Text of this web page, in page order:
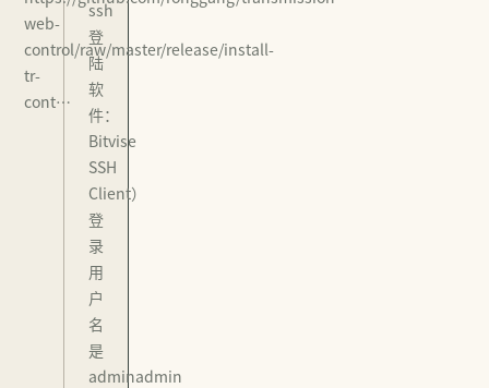
web-
control/raw/master/release/install-
tr-
cont…
ssh
登
陆
软
件：
Bitvise
SSH
Client）
登
录
用
户
名
是
adminadmin